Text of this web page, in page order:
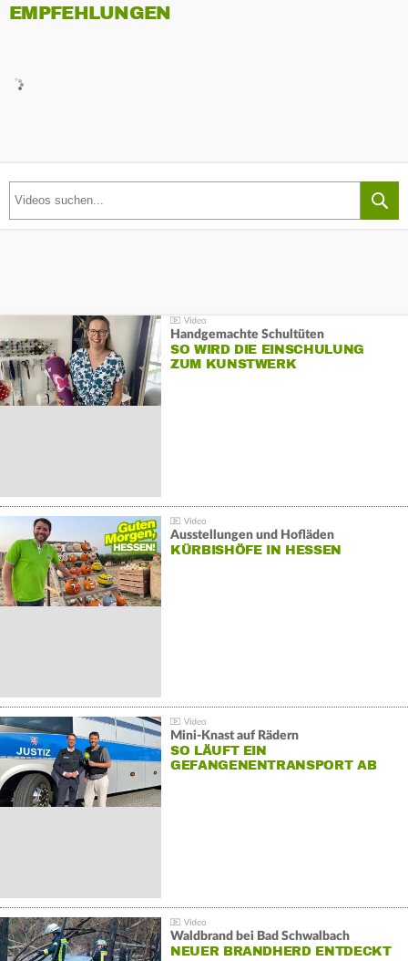
EMPFEHLUNGEN
Handgemachte Schultüten
SO WIRD DIE EINSCHULUNG
ZUM KUNSTWERK
Ausstellungen und Hofläden
KÜRBISHÖFE IN HESSEN
Mini-Knast auf Rädern
SO LÄUFT EIN
GEFANGENENTRANSPORT AB
Waldbrand bei Bad Schwalbach
NEUER BRANDHERD ENTDECKT